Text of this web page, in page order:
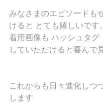
みなさまのエピソードも
けると とても嬉しいです。
着用画像も ハッシュタ
していただけると喜んで
これからも日々進化しつ
します